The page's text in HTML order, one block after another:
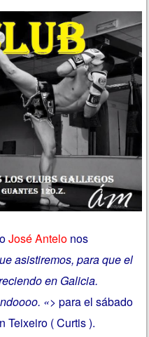
José Antelo nos
asistiremos, para que el
en Galicia.
«> para el sábado
Teixeiro ( Curtis ).